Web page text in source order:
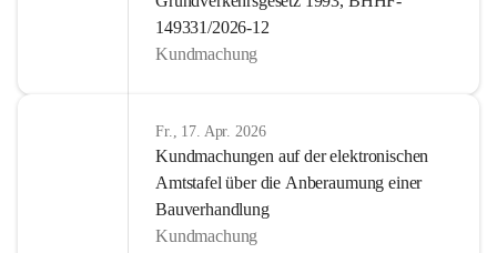
149331/2026-12
Kundmachung
Fr., 17. Apr. 2026
Kundmachungen auf der elektronischen
Amtstafel über die Anberaumung einer
Bauverhandlung
Kundmachung